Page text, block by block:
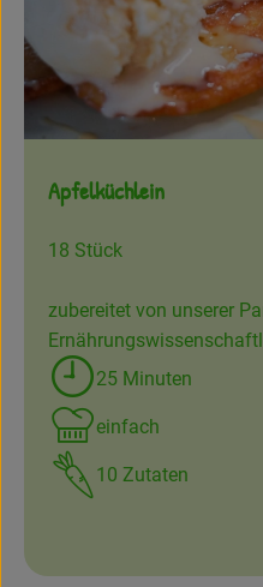
Frisches
Angebote
Haltbares
Getränke
Naturkosmetik
Drogerie
Gratis Ökokiste im Wert
Veranstaltungen
Kundenbrief
Apfelküchlein
18 Stück
zubereitet von unserer
Zubreitungszeit:
25 Minuten
Schwierigkeit:
einfach
10 Zutaten